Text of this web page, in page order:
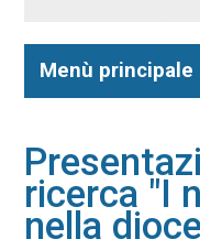
Menù principale
ricerca "I
nella